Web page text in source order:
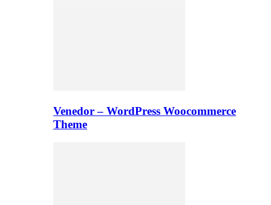
Venedor – WordPress Woocommerce
Theme